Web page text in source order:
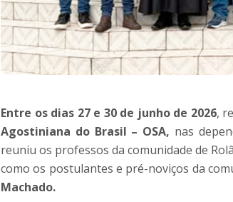
Entre os dias 27 e 30 de junho de 2026,
Agostiniana do Brasil – OSA, nas
reuniu os professos da comunidade de
como os postulantes e pré-noviços da
Machado.